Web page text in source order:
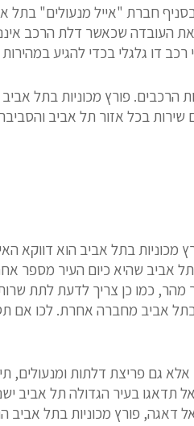
חברת "אייל מנעולים"
העובדה שכאשר דלת הרכב
דו גלגלי בכדי להגיע במהירות
הרכבים. פורץ מכוניות בתל
שירות בכל אזור תל אביב
בתל אביב הוא דווקא
אביב שהיא כיום העיר מספר
מהר, כמו כן צריך לדעת לתת
אביב מחברה אחרת. לכו אם
גם פריצת דלתות ומנעולים,
בעיר הגדולה תל אביב
פורץ מכוניות בתל אביב